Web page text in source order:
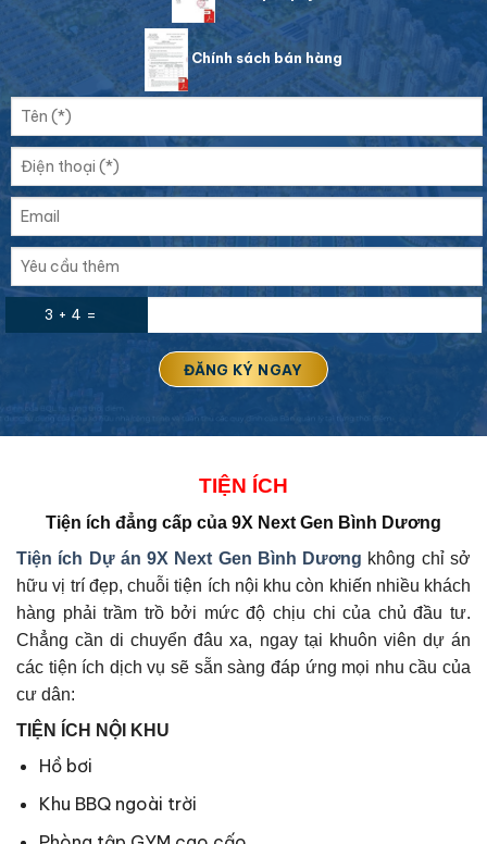
Chính sách bán hàng
3 + 4 =
TIỆN ÍCH
Tiện ích đẳng cấp của 9X Next Gen Bình Dương
Tiện ích Dự án9X Next Gen Bình Dương không chỉ sở
hữu vị trí đẹp, chuỗi tiện ích nội khu còn khiến nhiều khách
hàng phải trầm trồ bởi mức độ chịu chi của chủ đầu tư.
Chẳng cần di chuyển đâu xa, ngay tại khuôn viên dự án
các tiện ích dịch vụ sẽ sẵn sàng đáp ứng mọi nhu cầu của
cư dân:
TIỆN ÍCH NỘI KHU
Hồ bơi
Khu BBQ ngoài trời